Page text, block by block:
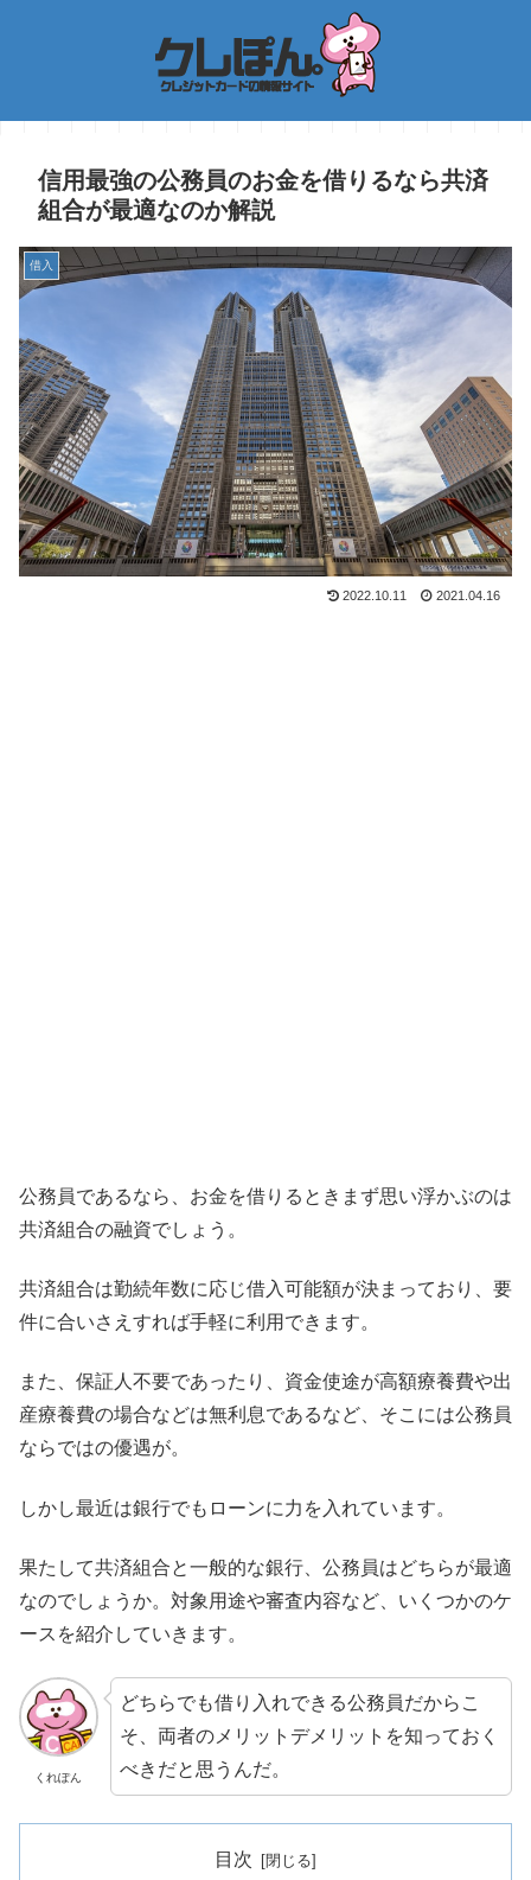
信用最強の公務員のお金を借りるなら共済
組合が最適なのか解説
借入
2022.10.11 2021.04.16
公務員であるなら、お金を借りるときまず思い浮かぶのは
共済組合の融資でしょう。
共済組合は勤続年数に応じ借入可能額が決まっており、要
件に合いさえすれば手軽に利用できます。
また、保証人不要であったり、資金使途が高額療養費や出
産療養費の場合などは無利息であるなど、そこには公務員
ならではの優遇が。
しかし最近は銀行でもローンに力を入れています。
果たして共済組合と一般的な銀行、公務員はどちらが最適
なのでしょうか。対象用途や審査内容など、いくつかのケ
ースを紹介していきます。
くれぽん
どちらでも借り入れできる公務員だからこ
そ、両者のメリットデメリットを知っておく
べきだと思うんだ。
目次